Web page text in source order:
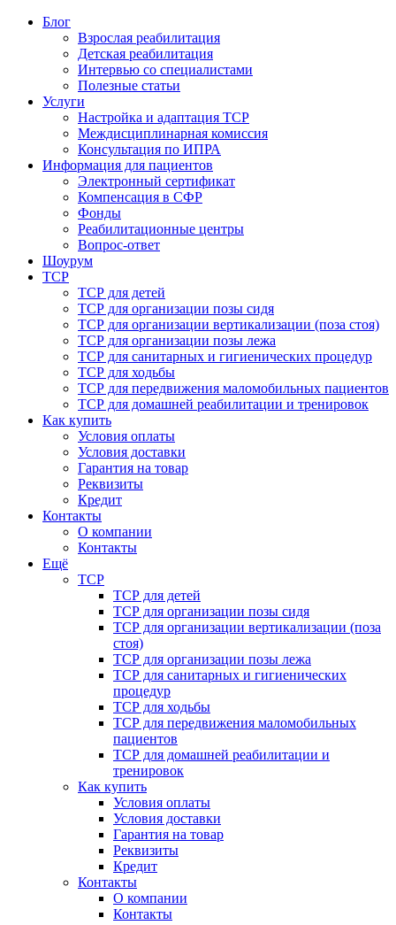
Блог
Взрослая реабилитация
Детская реабилитация
Интервью со специалистами
Полезные статьи
Услуги
Настройка и адаптация ТСР
Междисциплинарная комиссия
Консультация по ИПРА
Информация для пациентов
Электронный сертификат
Компенсация в СФР
Фонды
Реабилитационные центры
Вопрос-ответ
Шоурум
ТСР
ТСР для детей
ТСР для организации позы сидя
ТСР для организации вертикализации (поза стоя)
ТСР для организации позы лежа
ТСР для санитарных и гигиенических процедур
ТСР для ходьбы
ТСР для передвижения маломобильных пациентов
ТСР для домашней реабилитации и тренировок
Как купить
Условия оплаты
Условия доставки
Гарантия на товар
Реквизиты
Кредит
Контакты
О компании
Контакты
Ещё
ТСР
ТСР для детей
ТСР для организации позы сидя
ТСР для организации вертикализации (поза
стоя)
ТСР для организации позы лежа
ТСР для санитарных и гигиенических
процедур
ТСР для ходьбы
ТСР для передвижения маломобильных
пациентов
ТСР для домашней реабилитации и
тренировок
Как купить
Условия оплаты
Условия доставки
Гарантия на товар
Реквизиты
Кредит
Контакты
О компании
Контакты